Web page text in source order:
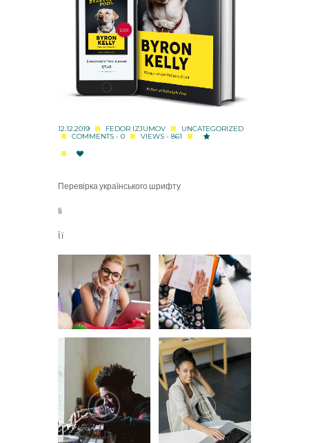
12.12.2019 FEDOR IZJUMOV
UNCATEGORIZED
COMMENTS - 0
VIEWS - 861
Перевірка українського шрифту
Іі
Ї ї